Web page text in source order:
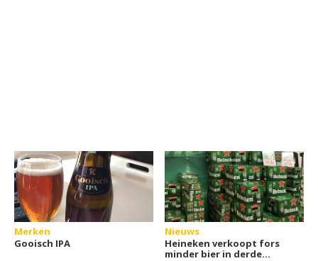
Merken
Gooisch IPA
Nieuws
Heineken verkoopt fors
minder bier in derde